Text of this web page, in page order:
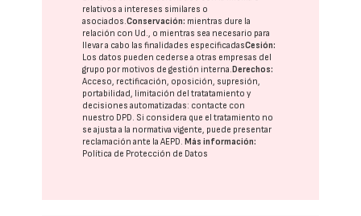
relativos a intereses similares o
asociados.Conservación: mientras dure la
relación con Ud., o mientras sea necesario para
llevar a cabo las finalidades especificadasCesión:
Los datos pueden cederse a otras empresas del
grupo por motivos de gestión interna. Derechos:
Acceso, rectificación, oposición, supresión,
portabilidad, limitación del tratatamiento y
decisiones automatizadas: contacte con
nuestro DPD. Si considera que el tratamiento no
se ajusta a la normativa vigente, puede presentar
reclamación ante laAEPD. Más información:
Política de Protección de Datos